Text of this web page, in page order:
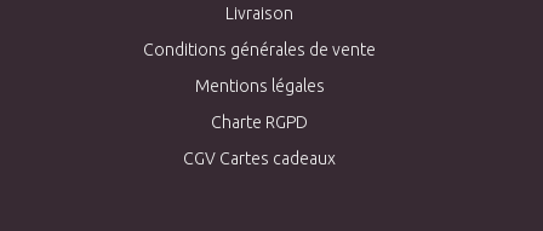
Livraison
Conditions générales de vente
Mentions légales
Charte RGPD
CGV Cartes cadeaux